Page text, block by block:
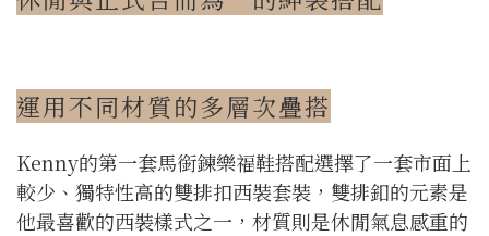
運用不同材質的多層次疊搭
Kenny的第一套馬銜鍊樂福鞋搭配選擇了一套市面上
較少、獨特性高的雙排扣西裝套裝，雙排釦的元素是
他最喜歡的西裝樣式之一，材質則是休閒氣息感重的